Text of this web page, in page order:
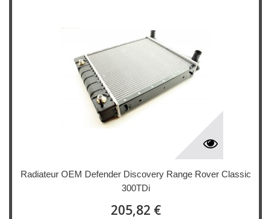
Radiateur OEM Defender Discovery Range Rover Classic
300TDi
205,82 €